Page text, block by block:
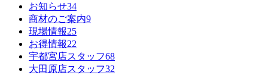
お知らせ34
商材のご案内9
現場情報25
お得情報22
宇都宮店スタッフ68
大田原店スタッフ32